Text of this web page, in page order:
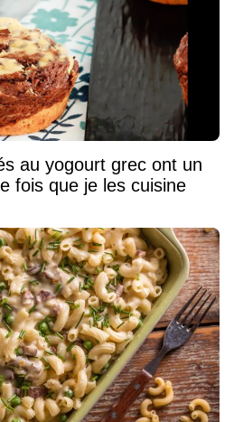
au yogourt grec ont un
fois que je les cuisine